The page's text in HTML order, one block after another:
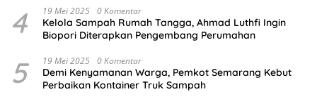
4 19 Mei 2025 0 Komentar
Kelola Sampah Rumah Tangga, Ahmad Luthfi Ingin
Biopori Diterapkan Pengembang Perumahan
5 19 Mei 2025 0 Komentar
Demi Kenyamanan Warga, Pemkot Semarang Kebut
Perbaikan Kontainer Truk Sampah